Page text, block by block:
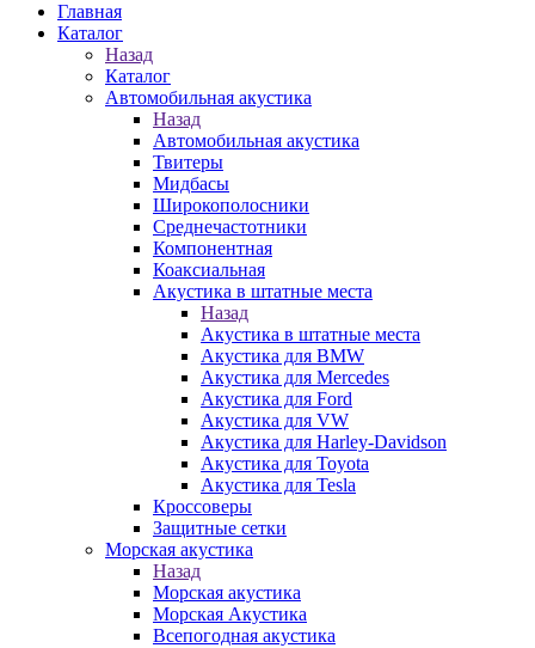
Главная
Каталог
Назад
Каталог
Автомобильная акустика
Назад
Автомобильная акустика
Твитеры
Мидбасы
Широкополосники
Среднечастотники
Компонентная
Коаксиальная
Акустика в штатные места
Назад
Акустика в штатные места
Акустика для BMW
Акустика для Mercedes
Акустика для Ford
Акустика для VW
Акустика для Harley-Davidson
Акустика для Toyota
Акустика для Tesla
Кроссоверы
Защитные сетки
Морская акустика
Назад
Морская акустика
Морская Акустика
Всепогодная акустика